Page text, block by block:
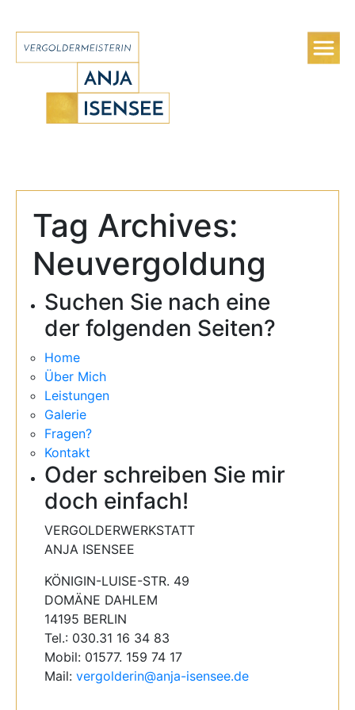
Tag Archives:
Neuvergoldung
Suchen Sie nach eine
der folgenden Seiten?
Home
Über Mich
Leistungen
Galerie
Fragen?
Kontakt
Oder schreiben Sie mir
doch einfach!
VERGOLDERWERKSTATT
ANJA ISENSEE
KÖNIGIN-LUISE-STR. 49
DOMÄNE DAHLEM
14195 BERLIN
Tel.: 030.31 16 34 83
Mobil: 01577. 159 74 17
Mail: vergolderin@anja-isensee.de